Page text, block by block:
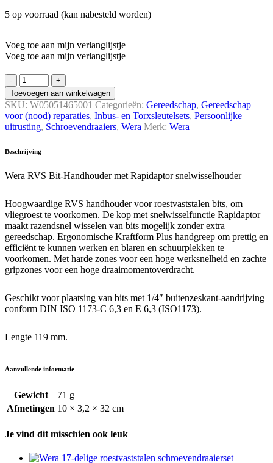
5 op voorraad (kan nabesteld worden)
Voeg toe aan mijn verlanglijstje
Voeg toe aan mijn verlanglijstje
Wera
RVS
Bit-­
Hand­
houder
met
snelwissel­
quantity
Toevoegen aan winkelwagen
SKU: W05051465001 Categorieën: Gereedschap, Gereedschap
voor (nood) reparaties, Inbus- en Torx­s­leutel­sets, Persoonlijke
uitrusting, Schroeven­draaiers, Wera Merk: Wera
Beschrijving
Wera RVS Bit-Handhouder met Rapidaptor snelwisselhouder
Hoogwaardige RVS handhouder voor roestvaststalen bits, om
vliegroest te voorkomen. De kop met snelwisselfunctie Rapidaptor
maakt razendsnel wisselen van bits mogelijk zonder extra
gereedschap. Ergonomische Kraftform Plus handgreep om prettig en
efficiënt te kunnen werken en blaren en schuurplekken te
voorkomen. Met harde zones voor een hoge werksnelheid en zachte
gripzones voor een hoge draaimomentoverdracht.
Geschikt voor plaatsing van bits met 1/4″ buitenzeskant-aandrijving
conform DIN ISO 1173-C 6,3 en E 6,3 (ISO1173).
Lengte 119 mm.
Aanvullende informatie
Gewicht
71 g
Afmetingen 10 × 3,2 × 32 cm
Je vind dit misschien ook leuk